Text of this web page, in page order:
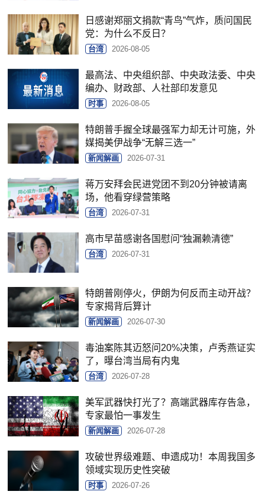
日感谢郑丽文捐款“青鸟”气炸，质问国民
党：为什么不反日？
台湾 2026-08-05
最高法、中央组织部、中央政法委、中央
编办、财政部、人社部印发意见
时事 2026-08-05
特朗普手握全球最强军力却无计可施，外
媒揭美伊战争“无解三选一”
新闻解画 2026-07-31
蒋万安拜会民进党团不到20分钟被请离
场，他看穿绿营策略
台湾 2026-07-31
高市早苗感谢各国慰问“独漏赖清德”
台湾 2026-07-31
特朗普刚停火，伊朗为何反而主动开战？
专家揭背后算计
新闻解画 2026-07-30
毒油案陈其迈怒问20%决策，卢秀燕证实
了，曝台湾当局有内鬼
台湾 2026-07-28
美军武器快打光了？高端武器库存告急，
专家最怕一事发生
新闻解画 2026-07-28
攻破世界级难题、申遗成功！本周我国多
领域实现历史性突破
时事 2026-07-26